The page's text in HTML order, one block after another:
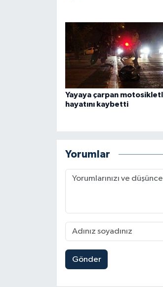
Yayaya çarpan
hayatını kaybetti
Yorumlar
Gönder